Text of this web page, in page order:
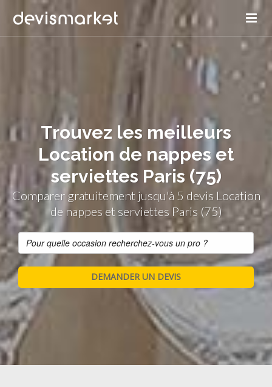
Trouvez les meilleurs
Location de nappes et
serviettes Paris (75)
Comparer gratuitement jusqu'à 5 devis Location
de nappes et serviettes Paris (75)